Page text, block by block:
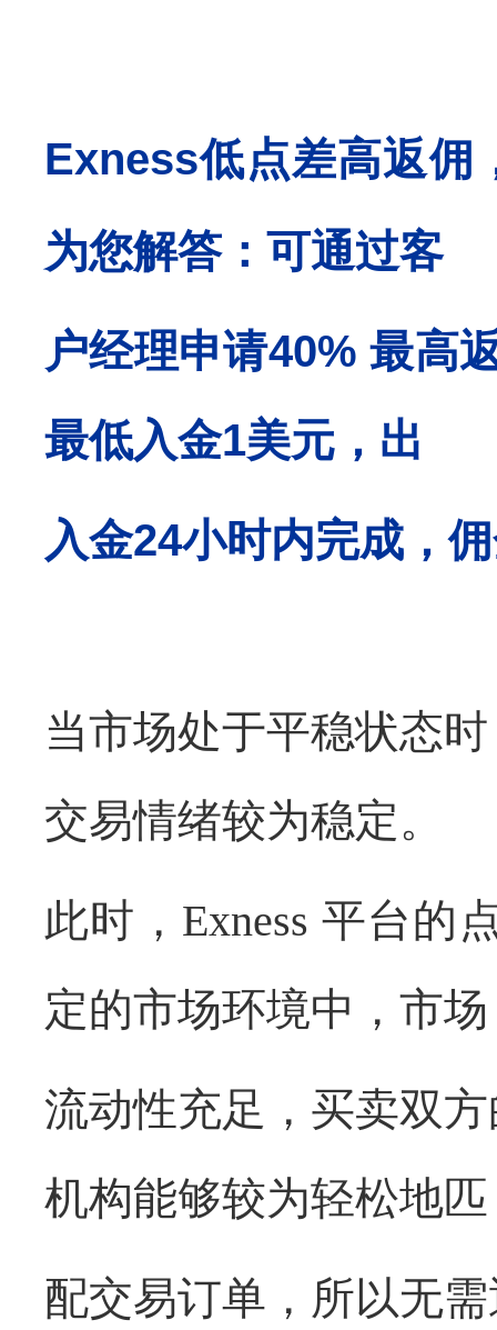
Exness低点差高返佣
为您解答：可通过客
户经理申请40%最高
最低入金1美元，出
入金24小时内完成，
当市场处于平稳状态
交易情绪较为稳定。
此时， Exness 平台的
定的市场环境中，市场
流动性充足，买卖双
机构能够较为轻松地匹
配交易订单，所以无